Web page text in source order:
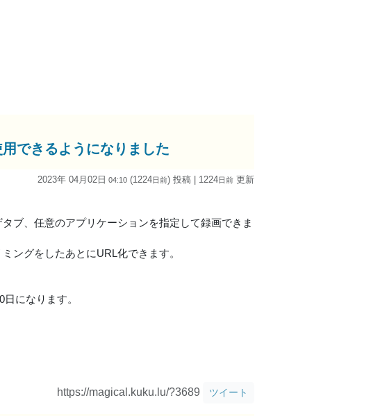
できるようになりました
2023年 04月02日 04:10 (1224日前) 投稿 | 1224日前 更新
ブ、任意のアプリケーションを指定して録画できま
ングをしたあとにURL化できます。
になります。
https://magical.kuku.lu/?3689 ツイート